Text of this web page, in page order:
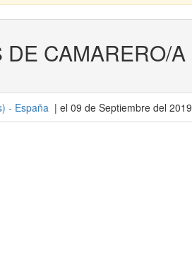
CAMARERO/A
) - España | el 09 de Septiembre del 2019